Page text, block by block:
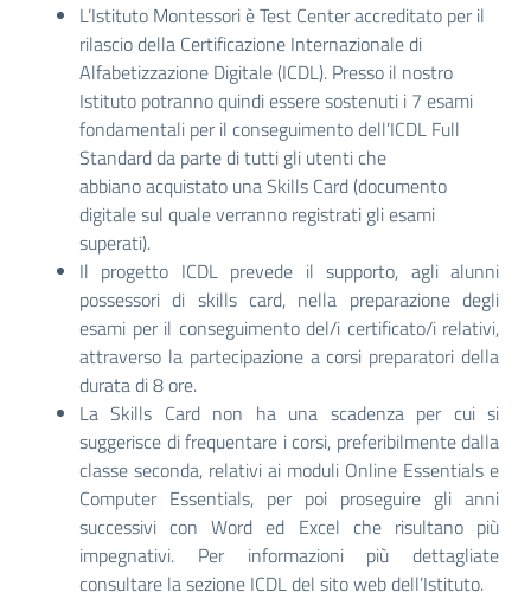
L’Istituto Montessori è Test Center accreditato per il
rilascio della Certificazione Internazionale di
Alfabetizzazione Digitale (ICDL). Presso il nostro
Istituto potranno quindi essere sostenuti i 7 esami
fondamentali per il conseguimento dell’ICDL Full
Standard da parte di tutti gli utenti che
abbiano acquistato una Skills Card (documento
digitale sul quale verranno registrati gli esami
superati).
Il progetto ICDL prevede il supporto, agli alunni
possessori di skills card, nella preparazione degli
esami per il conseguimento del/i certificato/i relativi,
attraverso la partecipazione a corsi preparatori della
durata di 8 ore.
La Skills Card non ha una scadenza per cui si
suggerisce di frequentare i corsi, preferibilmente dalla
classe seconda, relativi ai moduli Online Essentials e
Computer Essentials, per poi proseguire gli anni
successivi con Word ed Excel che risultano più
impegnativi. Per informazioni più dettagliate
consultare la sezione ICDL del sito web dell’Istituto.